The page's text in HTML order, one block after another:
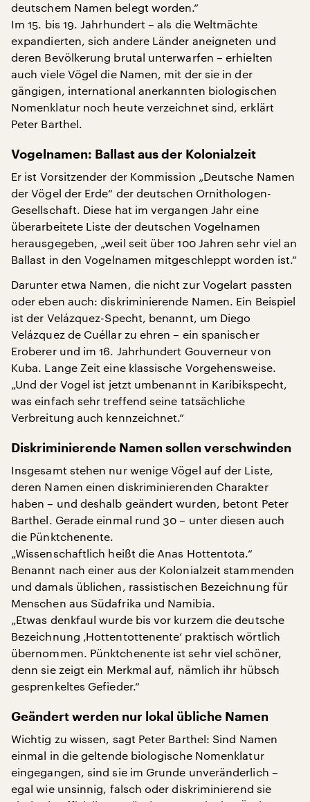
deutschem Namen belegt worden.“
Im 15. bis 19. Jahrhundert – als die Weltmächte
expandierten, sich andere Länder aneigneten und
deren Bevölkerung brutal unterwarfen – erhielten
auch viele Vögel die Namen, mit der sie in der
gängigen, international anerkannten biologischen
Nomenklatur noch heute verzeichnet sind, erklärt
Peter Barthel.
Vogelnamen: Ballast aus der Kolonialzeit
Er ist Vorsitzender der Kommission „Deutsche Namen
der Vögel der Erde“ der deutschen Ornithologen-
Gesellschaft. Diese hat im vergangen Jahr eine
überarbeitete Liste der deutschen Vogelnamen
herausgegeben, „weil seit über 100 Jahren sehr viel an
Ballast in den Vogelnamen mitgeschleppt worden ist.“
Darunter etwa Namen, die nicht zur Vogelart passten
oder eben auch: diskriminierende Namen. Ein Beispiel
ist der Velázquez-Specht, benannt, um Diego
Velázquez de Cuéllar zu ehren – ein spanischer
Eroberer und im 16. Jahrhundert Gouverneur von
Kuba. Lange Zeit eine klassische Vorgehensweise.
„Und der Vogel ist jetzt umbenannt in Karibikspecht,
was einfach sehr treffend seine tatsächliche
Verbreitung auch kennzeichnet.“
Diskriminierende Namen sollen verschwinden
Insgesamt stehen nur wenige Vögel auf der Liste,
deren Namen einen diskriminierenden Charakter
haben – und deshalb geändert wurden, betont Peter
Barthel. Gerade einmal rund 30 – unter diesen auch
die Pünktchenente.
„Wissenschaftlich heißt die Anas Hottentota.“
Benannt nach einer aus der Kolonialzeit stammenden
und damals üblichen, rassistischen Bezeichnung für
Menschen aus Südafrika und Namibia.
„Etwas denkfaul wurde bis vor kurzem die deutsche
Bezeichnung ‚Hottentottenente‘ praktisch wörtlich
übernommen. Pünktchenente ist sehr viel schöner,
denn sie zeigt ein Merkmal auf, nämlich ihr hübsch
gesprenkeltes Gefieder.“
Geändert werden nur lokal übliche Namen
Wichtig zu wissen, sagt Peter Barthel: Sind Namen
einmal in die geltende biologische Nomenklatur
eingegangen, sind sie im Grunde unveränderlich –
egal wie unsinnig, falsch oder diskriminierend sie